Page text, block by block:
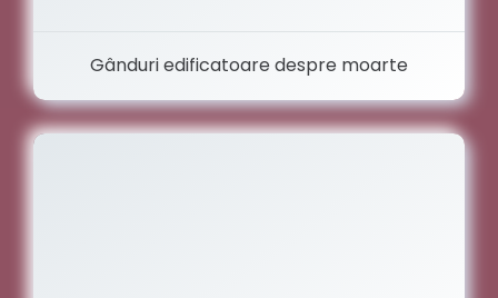
Gânduri edificatoare despre moarte